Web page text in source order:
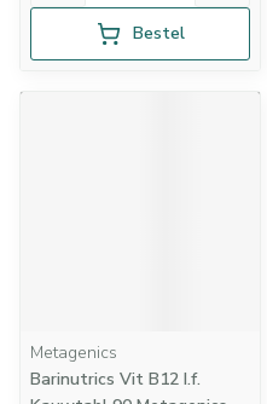
Bestel
Metagenics
Barinutrics Vit B12 I.f.